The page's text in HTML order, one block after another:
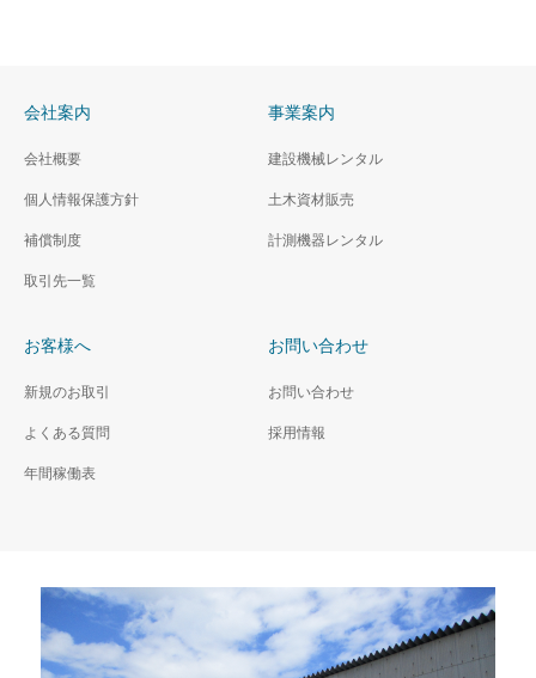
会社案内
会社概要
個人情報保護方針
補償制度
取引先一覧
事業案内
建設機械レンタル
土木資材販売
計測機器レンタル
お客様へ
新規のお取引
よくある質問
年間稼働表
お問い合わせ
お問い合わせ
採用情報